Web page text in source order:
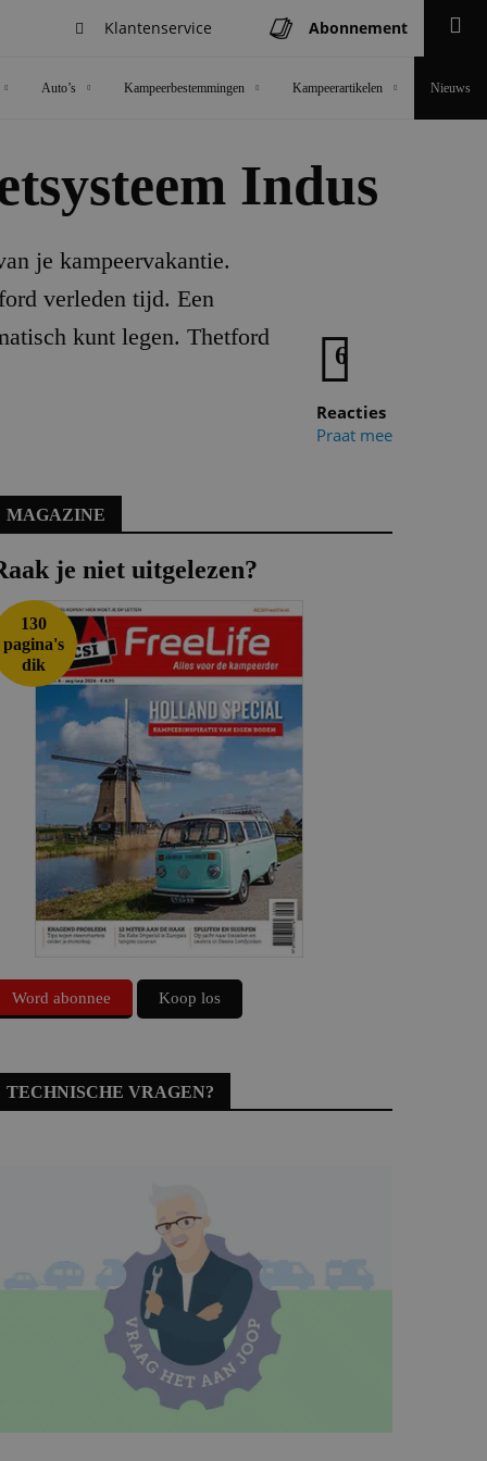
Klantenservice Abonnement
Auto’s Kampeerbestemmingen Kampeerartikelen Nieuws
Indus
je kampeervakantie.
verleden tijd. Een
kunt legen. Thetford
6
Reacties
Praat mee
MAGAZINE
je niet uitgelezen?
130
pagina's
dik
Word abonnee Koop los
TECHNISCHE VRAGEN?